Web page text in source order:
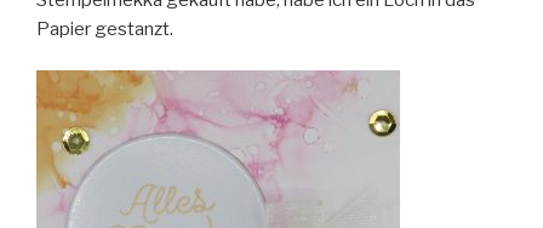
Papier gestanzt.